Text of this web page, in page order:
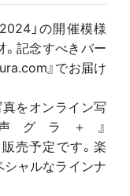
」の開催模様
記念すべきバー
』でお届け
をオンライン写
グラ＋』
販売予定です。楽
ャルなラインナ